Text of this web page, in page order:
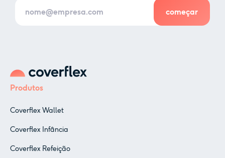
Produtos
Coverflex Wallet
Coverflex Infância
Coverflex Refeição